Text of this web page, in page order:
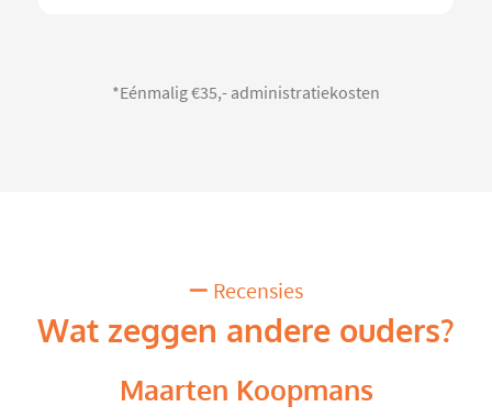
*Eénmalig €35,- administratiekosten
Recensies
Wat zeggen andere ouders?
Maarten Koopmans